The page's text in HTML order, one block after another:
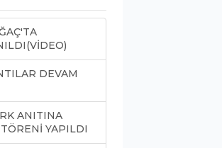
DEVAM
ANITINA
YAPILDI